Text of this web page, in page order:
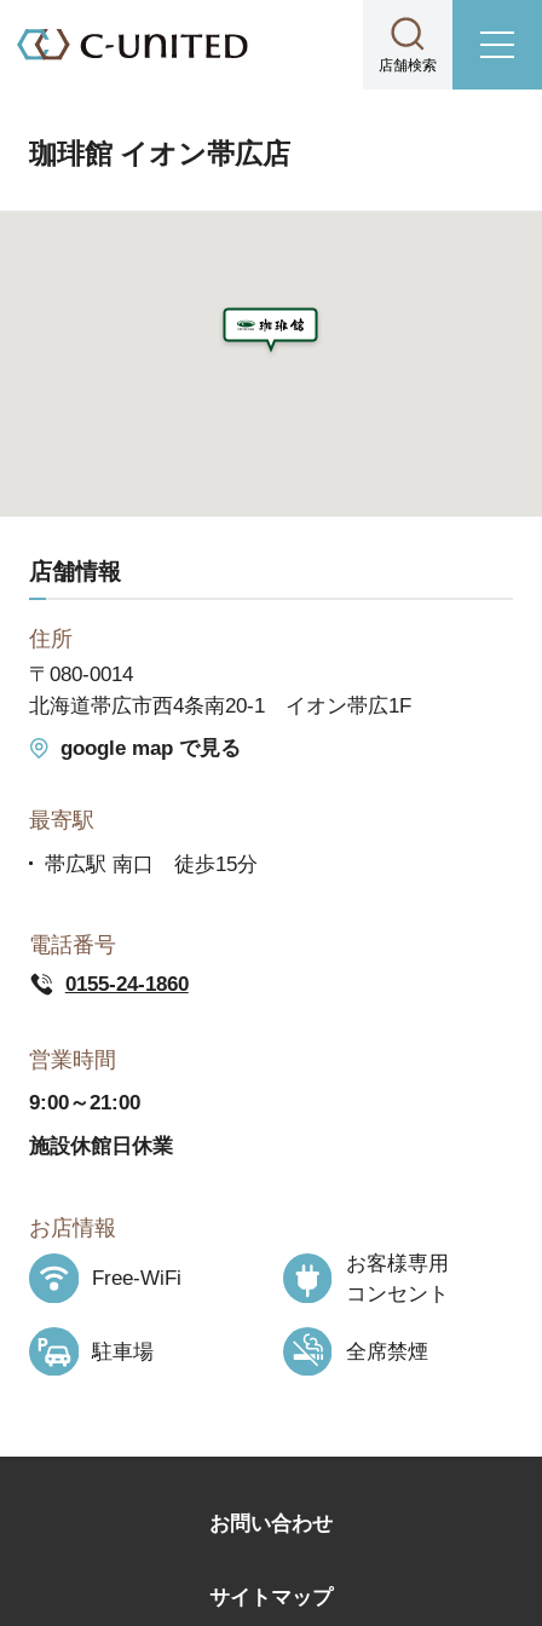
店舗検索
珈琲館 イオン帯広店
店舗情報
住所
〒080-0014
北海道帯広市西4条南20-1 イオン帯広1F
google map で見る
最寄駅
帯広駅 南口 徒歩15分
電話番号
0155-24-1860
営業時間
9:00～21:00
施設休館日休業
お店情報
Free-WiFi
お客様専用
コンセント
駐車場 全席禁煙
お問い合わせ
サイトマップ